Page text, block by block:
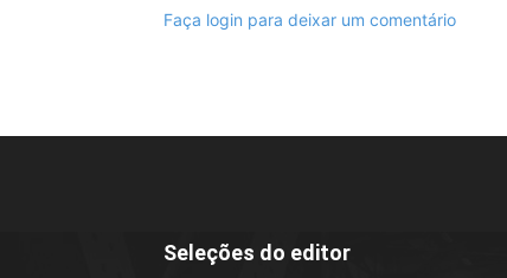
Faça login para deixar um comentário
Seleções do editor